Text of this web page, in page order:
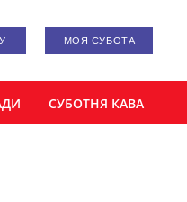
МОЯ СУБОТА
СУБОТНЯ КАВА